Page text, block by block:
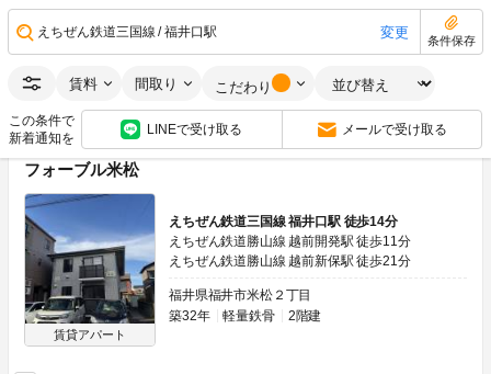
えちぜん鉄道三国線 福井口駅 変更
条件保存
賃料 間取り こだわり
この条件で
新着通知を
LINEで受け取る メールで受け取る
画像：19枚
1LDK 32.67m2 1階
空室状況をお問い合わせ
フォーブル米松
賃貸アパート
えちぜん鉄道三国線 福井口駅 徒歩14分
えちぜん鉄道勝山線 越前開発駅 徒歩11分
えちぜん鉄道勝山線 越前新保駅 徒歩21分
福井県福井市米松２丁目
築32年
軽量鉄骨 2階建